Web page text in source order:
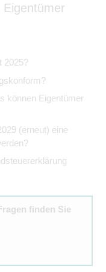
2025?
können Eigentümer
(erneut) eine
finden Sie